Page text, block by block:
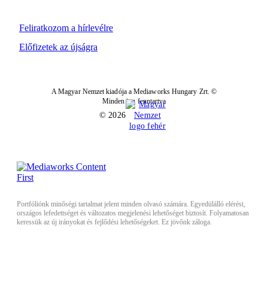
Feliratkozom a hírlevélre
Előfizetek az újságra
A Magyar Nemzet kiadója a Mediaworks Hungary Zrt. ©
Minden jog fenntartva
© 2026
Portfóliónk minőségi tartalmat jelent minden olvasó számára. Egyedülálló elérést,
országos lefedettséget és változatos megjelenési lehetőséget biztosít. Folyamatosan
keressük az új irányokat és fejlődési lehetőségeket. Ez jövőnk záloga.